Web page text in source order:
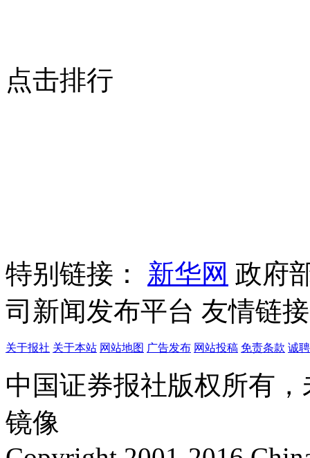
点击排行
特别链接： 新华网 政府
司新闻发布平台 友情链接
关于报社 关于本站 网站地图 广告发布 网站投稿 免责条款 诚
中国证券报社版权所有
镜像